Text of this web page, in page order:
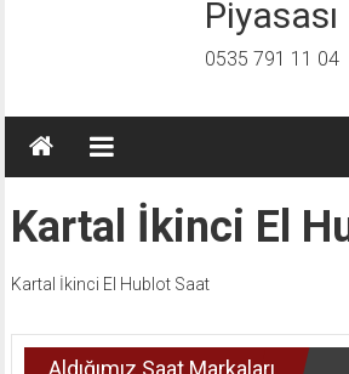
Piyasası
0535 791 11 04
Kartal İkinci El
Kartal İkinci El Hublot Saat
Aldığımız Saat Markaları